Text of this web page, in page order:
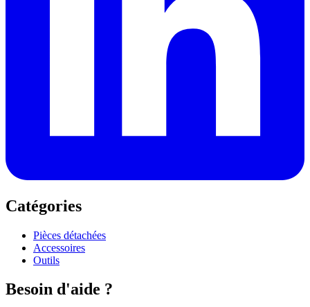
Catégories
Pièces détachées
Accessoires
Outils
Besoin d'aide ?